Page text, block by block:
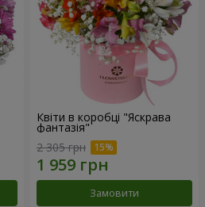
Квіти в коробці "Яскрава
фантазія"
2 305 грн
Замовити